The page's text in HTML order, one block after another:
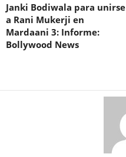
Janki Bodiwala para unirse
a Rani Mukerji en
Mardaani 3: Informe:
Bollywood News